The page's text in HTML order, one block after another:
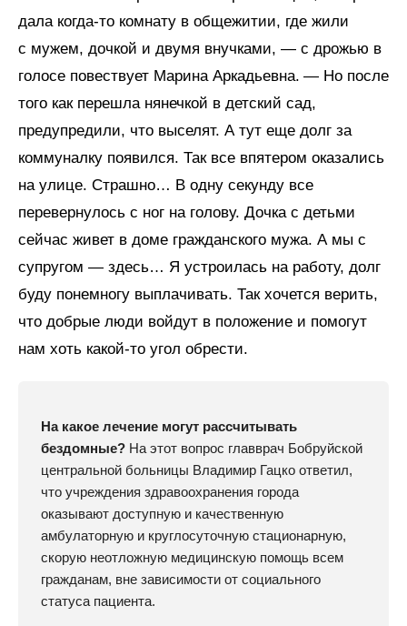
дала когда-то комнату в общежитии, где жили
с мужем, дочкой и двумя внучками, — с дрожью в
голосе повествует Марина Аркадьевна. — Но после
того как перешла нянечкой в детский сад,
предупредили, что выселят. А тут еще долг за
коммуналку появился. Так все впятером оказались
на улице. Страшно… В одну секунду все
перевернулось с ног на голову. Дочка с детьми
сейчас живет в доме гражданского мужа. А мы с
супругом — здесь… Я устроилась на работу, долг
буду понемногу выплачивать. Так хочется верить,
что добрые люди войдут в положение и помогут
нам хоть какой-то угол обрести.
На какое лечение могут рассчитывать
бездомные? На этот вопрос главврач Бобруйской
центральной больницы Владимир Гацко ответил,
что учреждения здравоохранения города
оказывают доступную и качественную
амбулаторную и круглосуточную стационарную,
скорую неотложную медицинскую помощь всем
гражданам, вне зависимости от социального
статуса пациента.